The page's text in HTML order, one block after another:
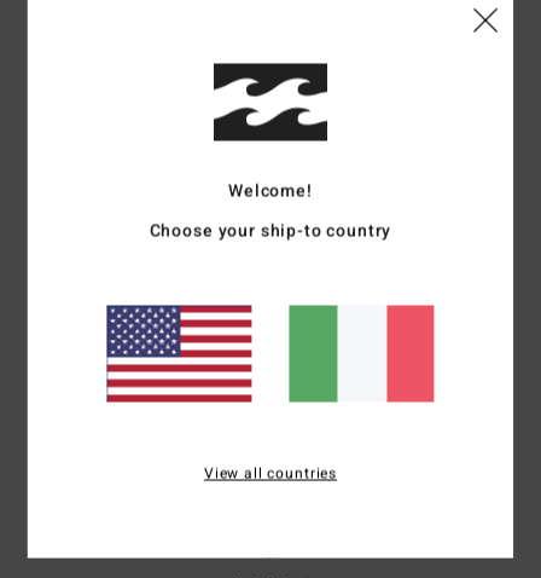
Colore
4.8
5
8. dicembre 2025
Adoro il design. Cotone morbidissimo.
Consiglio questo prodotto
4/5
Welcome!
Choose your ship-to country
View all countries